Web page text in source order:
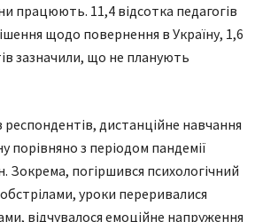
працюють. 11,4 відсотка педагогів
щодо повернення в Україну, 1,6
зазначили, що не планують
респондентів, дистанційне навчання
порівняно з періодом пандемії
Зокрема, погіршився психологічний
обстрілами, уроки переривалися
відчувалося емоційне напруження